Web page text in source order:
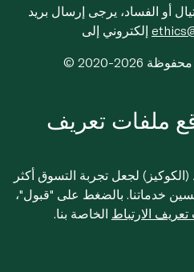
أو الفساد، يرجى إرسال بريد
محفوظة
ملفات تعريف
لجعل تجربة التسوق أكثر
خدماتنا. بالضغط على "قبول"،
الارتباط الخاصة بنا.